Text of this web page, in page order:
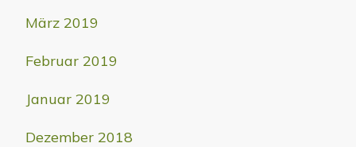
März 2019
Februar 2019
Januar 2019
Dezember 2018